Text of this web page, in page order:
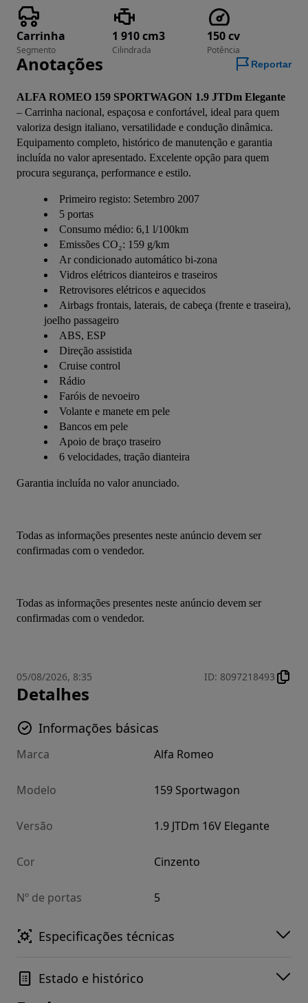
Carrinha
Segmento
1 910 cm3
Cilindrada
150 cv
Potência
Anotações Reportar
ALFA ROMEO 159 SPORTWAGON 1.9 JTDm Elegante
– Carrinha nacional, espaçosa e confortável, ideal para quem
valoriza design italiano, versatilidade e condução dinâmica.
Equipamento completo, histórico de manutenção e garantia
incluída no valor apresentado. Excelente opção para quem
procura segurança, performance e estilo.
Primeiro registo: Setembro 2007
5 portas
Consumo médio: 6,1 l/100km
Emissões CO₂: 159 g/km
Ar condicionado automático bi-zona
Vidros elétricos dianteiros e traseiros
Retrovisores elétricos e aquecidos
Airbags frontais, laterais, de cabeça (frente e traseira),
joelho passageiro
ABS, ESP
Direção assistida
Cruise control
Rádio
Faróis de nevoeiro
Volante e manete em pele
Bancos em pele
Apoio de braço traseiro
6 velocidades, tração dianteira
Garantia incluída no valor anunciado.
Todas as informações presentes neste anúncio devem ser
confirmadas com o vendedor.
Todas as informações presentes neste anúncio devem ser
confirmadas com o vendedor.
05/08/2026, 8:35 ID: 8097218493
Detalhes
Informações básicas
Marca Alfa Romeo
Modelo 159 Sportwagon
Versão 1.9 JTDm 16V Elegante
Cor Cinzento
Nº de portas 5
Especificações técnicas
Estado e histórico